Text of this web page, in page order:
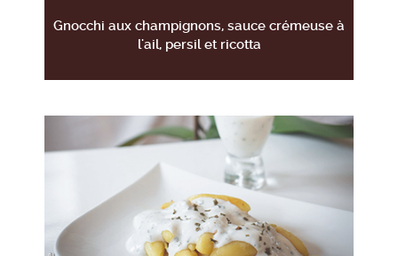
Gnocchi aux champignons, sauce crémeuse à
l'ail, persil et ricotta